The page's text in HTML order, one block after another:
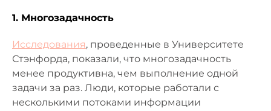
1. Многозадачность
Исследования, проведенные в Университете
Стэнфорда, показали, что многозадачность
менее продуктивна, чем выполнение одной
задачи за раз. Люди, которые работали с
несколькими потоками информации